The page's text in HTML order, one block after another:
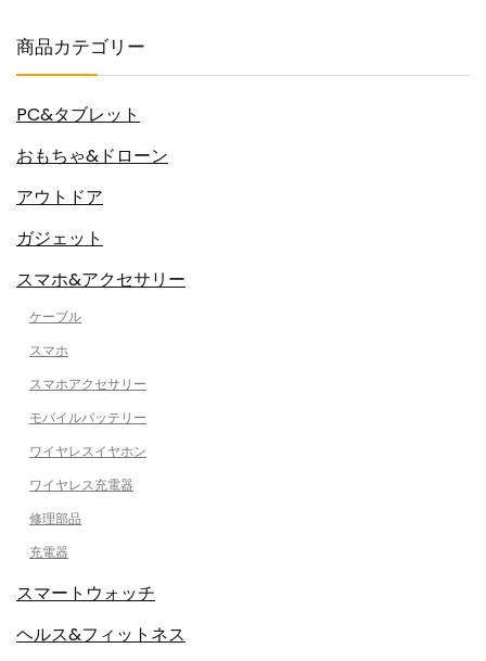
商品カテゴリー
PC&タブレット
おもちゃ&ドローン
アウトドア
ガジェット
スマホ&アクセサリー
ケーブル
スマホ
スマホアクセサリー
モバイルバッテリー
ワイヤレスイヤホン
ワイヤレス充電器
修理部品
充電器
スマートウォッチ
ヘルス&フィットネス